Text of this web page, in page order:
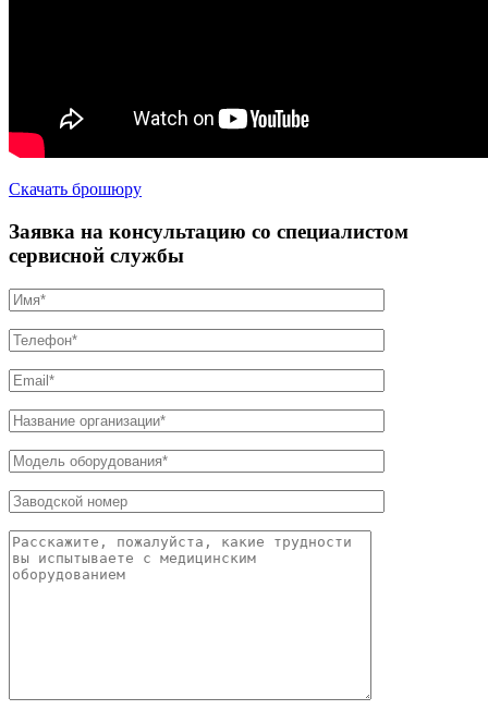
Скачать брошюру
Заявка на консультацию со специалистом
сервисной службы